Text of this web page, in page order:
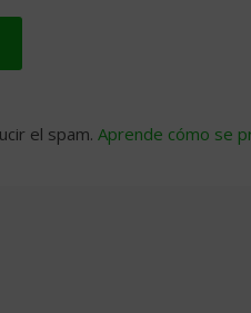
el spam. Aprende cómo se